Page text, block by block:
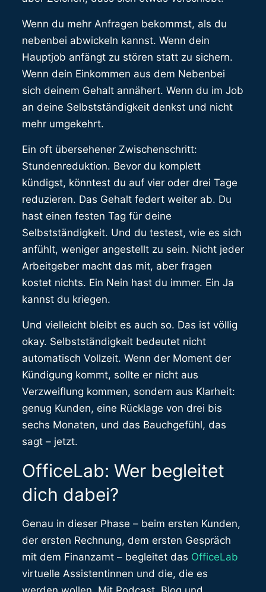
Wenn du mehr Anfragen bekommst, als du
nebenbei abwickeln kannst. Wenn dein
Hauptjob anfängt zu stören statt zu sichern.
Wenn dein Einkommen aus dem Nebenbei
sich deinem Gehalt annähert. Wenn du im Job
an deine Selbstständigkeit denkst und nicht
mehr umgekehrt.
Ein oft übersehener Zwischenschritt:
Stundenreduktion. Bevor du komplett
kündigst, könntest du auf vier oder drei Tage
reduzieren. Das Gehalt federt weiter ab. Du
hast einen festen Tag für deine
Selbstständigkeit. Und du testest, wie es sich
anfühlt, weniger angestellt zu sein. Nicht jeder
Arbeitgeber macht das mit, aber fragen
kostet nichts. Ein Nein hast du immer. Ein Ja
kannst du kriegen.
Und vielleicht bleibt es auch so. Das ist völlig
okay. Selbstständigkeit bedeutet nicht
automatisch Vollzeit. Wenn der Moment der
Kündigung kommt, sollte er nicht aus
Verzweiflung kommen, sondern aus Klarheit:
genug Kunden, eine Rücklage von drei bis
sechs Monaten, und das Bauchgefühl, das
sagt – jetzt.
OfficeLab: Wer begleitet
dich dabei?
Genau in dieser Phase – beim ersten Kunden,
der ersten Rechnung, dem ersten Gespräch
mit dem Finanzamt – begleitet das OfficeLab
virtuelle Assistentinnen und die, die es